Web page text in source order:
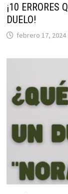
¡10 ERRORES
DUELO!
febrero 17, 2024